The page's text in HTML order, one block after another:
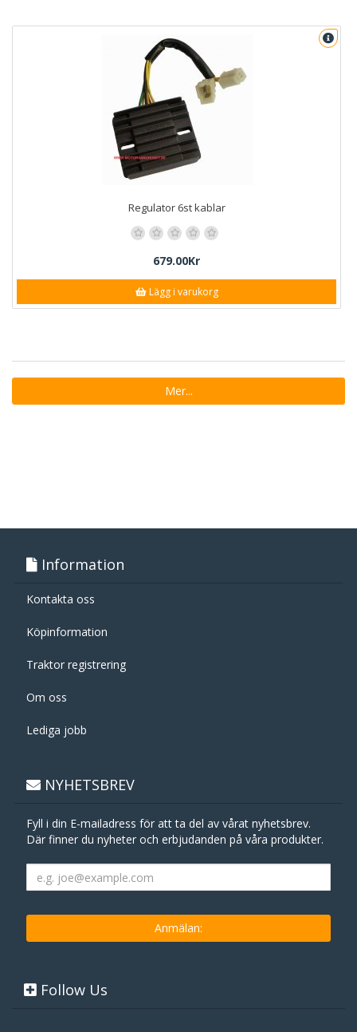
Regulator 6st kablar
679.00Kr
Lägg i varukorg
Mer...
Information
Kontakta oss
Köpinformation
Traktor registrering
Om oss
Lediga jobb
NYHETSBREV
Fyll i din E-mailadress för att ta del av vårat nyhetsbrev.
Där finner du nyheter och erbjudanden på våra produkter.
Follow Us